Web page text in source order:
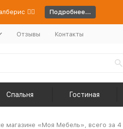
👉🏻 Подробнее...
Отзывы Контакты
Спальня Гостиная
магазине «Моя Мебель», всего за 4